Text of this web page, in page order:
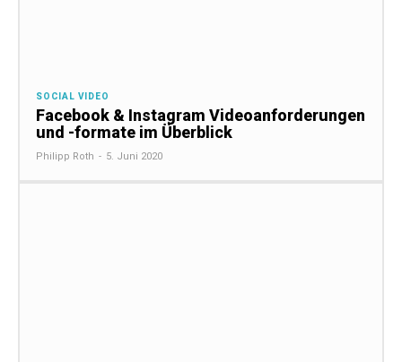
SOCIAL VIDEO
Facebook & Instagram Videoanforderungen
und -formate im Überblick
Philipp Roth - 5. Juni 2020